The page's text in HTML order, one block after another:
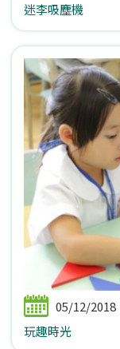
迷李吸塵機
05/12/2018
玩趣時光